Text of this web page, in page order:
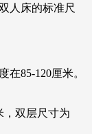
人床的标准尺
85-120厘米。
，双层尺寸为